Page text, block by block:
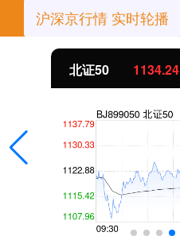
沪深京行情 实时轮播
创业板指 3563.12